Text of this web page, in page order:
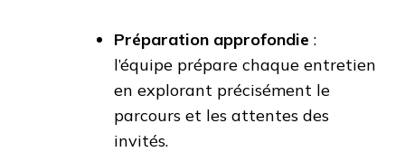
Préparation approfondie :
l’équipe prépare chaque entretien
en explorant précisément le
parcours et les attentes des
invités.